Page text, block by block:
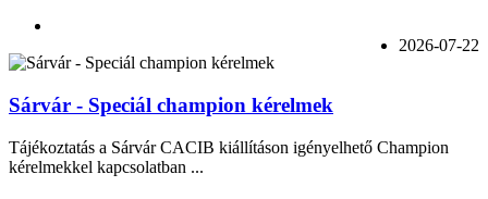
2026-07-22
Sárvár - Speciál champion kérelmek
Tájékoztatás a Sárvár CACIB kiállításon igényelhető Champion
kérelmekkel kapcsolatban ...